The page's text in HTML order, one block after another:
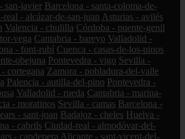
san-javier Barcelona - santa-coloma-de-
real - alcázar-de-san-juan Asturias - avilés
Valencia - chulilla Córdoba - puente-genil
vega Cantabria - bareyo Valladolid -
- font-rubí Cuenca - casas-de-los-pinos
obejuna Pontevedra - vigo Sevilla -
cortegana Zamora - pobladura-del-valle
Palencia - autilla-del-pino Pontevedra -
Valladolid - rueda Cantabria - marina-
- moratinos Sevilla - camas Barcelona -
- sant-joan Badajoz - cheles Huelva -
- cabrils Ciudad-real - almodóvar-del-
- capdepera Alicante - sant-vicent-del-